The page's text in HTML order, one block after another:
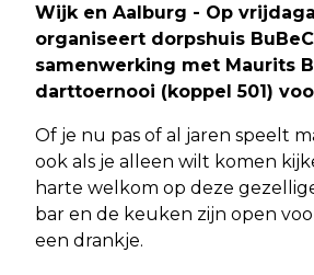
Wijk en Aalburg - Op
organiseert dorpshuis
samenwerking met Maurits
darttoernooi (koppel 501)
Of je nu pas of al jaren speelt
ook als je alleen wilt komen
harte welkom op deze
bar en de keuken zijn open
een drankje.